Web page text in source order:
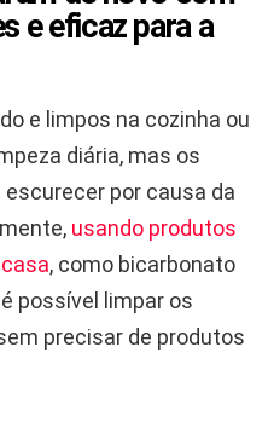
e eficaz para a
e limpos na cozinha ou
diária, mas os
por causa da
usando produtos
, como bicarbonato
possível limpar os
precisar de produtos